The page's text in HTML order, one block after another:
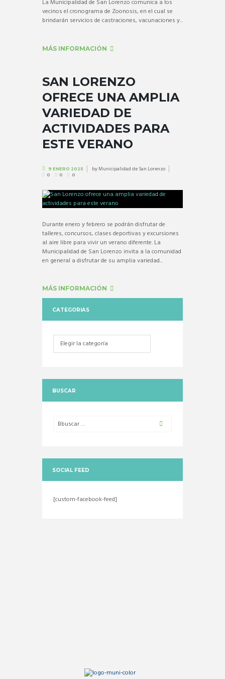
La Municipalidad de San Lorenzo comunica a los
vecinos el cronograma de Zoonosis, en el cual se
brindarán servicios de castraciones, vacunaciones y...
MÁS INFORMACIÓN
SAN LORENZO
OFRECE UNA AMPLIA
VARIEDAD DE
ACTIVIDADES PARA
ESTE VERANO
9 ENERO 2025 byMunicipalidad de San Lorenzo
0 0 0
Durante enero y febrero se podrán disfrutar de
talleres, concursos, clases deportivas y excursiones
al aire libre para vivir un verano diferente. La
Municipalidad de San Lorenzo invita a la comunidad
en general a disfrutar de su amplia variedad...
MÁS INFORMACIÓN
CATEGORIAS
Categorias
BUSCAR
SOCIAL FEED
[custom-facebook-feed]